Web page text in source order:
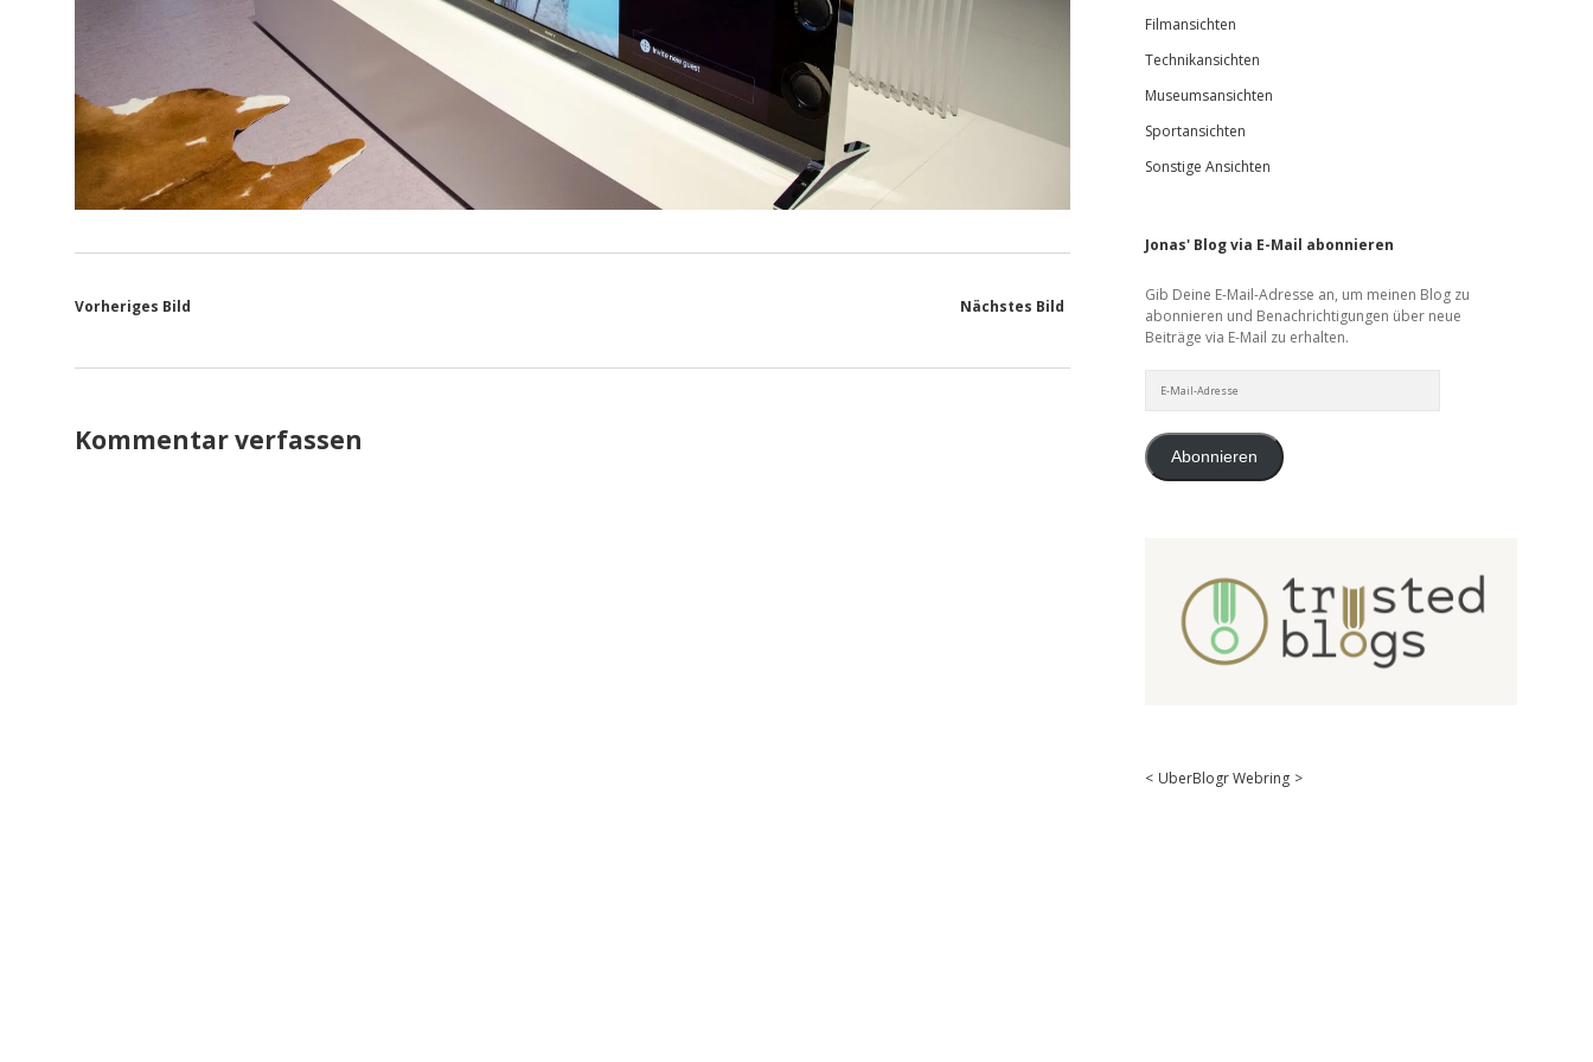
Vorheriges Bild Nächstes Bild
Kommentar verfassen
Filmansichten
Technikansichten
Museumsansichten
Sportansichten
Sonstige Ansichten
Jonas' Blog via E-Mail abonnieren
Gib Deine E-Mail-Adresse an, um meinen Blog zu
abonnieren und Benachrichtigungen über neue
Beiträge via E-Mail zu erhalten.
Mail-
Abonnieren
< UberBlogr Webring >